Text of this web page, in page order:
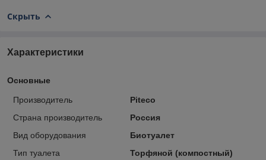
Скрыть
Характеристики
Основные
Производитель
Piteco
Страна производитель
Россия
Вид оборудования
Биотуалет
Тип туалета
Торфяной (компостный)